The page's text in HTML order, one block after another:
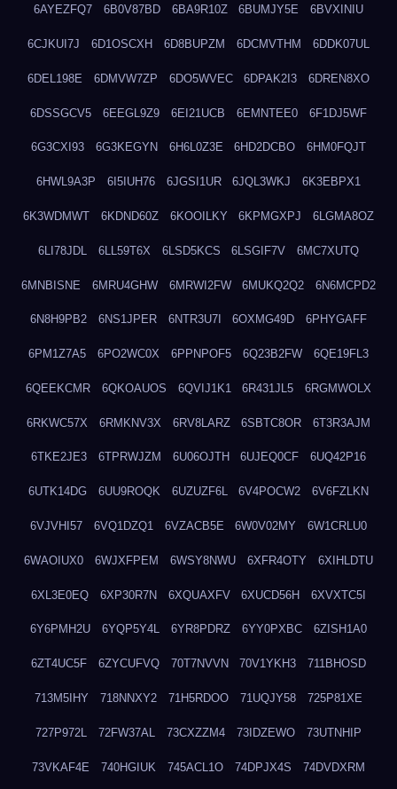
6AYEZFQ7 6B0V87BD 6BA9R10Z 6BUMJY5E 6BVXINIU
6CJKUI7J 6D1OSCXH 6D8BUPZM 6DCMVTHM 6DDK07UL
6DEL198E 6DMVW7ZP 6DO5WVEC 6DPAK2I3 6DREN8XO
6DSSGCV5 6EEGL9Z9 6EI21UCB 6EMNTEE0 6F1DJ5WF
6G3CXI93 6G3KEGYN 6H6L0Z3E 6HD2DCBO 6HM0FQJT
6HWL9A3P 6I5IUH76 6JGSI1UR 6JQL3WKJ 6K3EBPX1
6K3WDMWT 6KDND60Z 6KOOILKY 6KPMGXPJ 6LGMA8OZ
6LI78JDL 6LL59T6X 6LSD5KCS 6LSGIF7V 6MC7XUTQ
6MNBISNE 6MRU4GHW 6MRWI2FW 6MUKQ2Q2 6N6MCPD2
6N8H9PB2 6NS1JPER 6NTR3U7I 6OXMG49D 6PHYGAFF
6PM1Z7A5 6PO2WC0X 6PPNPOF5 6Q23B2FW 6QE19FL3
6QEEKCMR 6QKOAUOS 6QVIJ1K1 6R431JL5 6RGMWOLX
6RKWC57X 6RMKNV3X 6RV8LARZ 6SBTC8OR 6T3R3AJM
6TKE2JE3 6TPRWJZM 6U06OJTH 6UJEQ0CF 6UQ42P16
6UTK14DG 6UU9ROQK 6UZUZF6L 6V4POCW2 6V6FZLKN
6VJVHI57 6VQ1DZQ1 6VZACB5E 6W0V02MY 6W1CRLU0
6WAOIUX0 6WJXFPEM 6WSY8NWU 6XFR4OTY 6XIHLDTU
6XL3E0EQ 6XP30R7N 6XQUAXFV 6XUCD56H 6XVXTC5I
6Y6PMH2U 6YQP5Y4L 6YR8PDRZ 6YY0PXBC 6ZISH1A0
6ZT4UC5F 6ZYCUFVQ 70T7NVVN 70V1YKH3 711BHOSD
713M5IHY 718NNXY2 71H5RDOO 71UQJY58 725P81XE
727P972L 72FW37AL 73CXZZM4 73IDZEWO 73UTNHIP
73VKAF4E 740HGIUK 745ACL1O 74DPJX4S 74DVDXRM